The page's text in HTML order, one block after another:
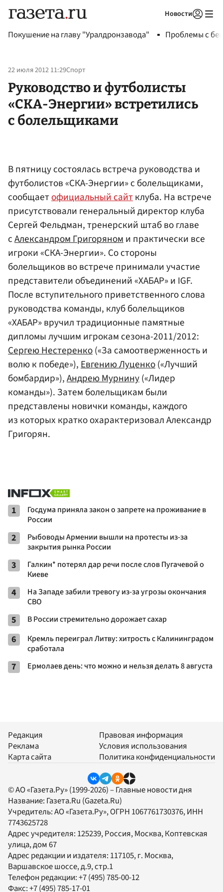
Новости
Покушение на главу "Уралдронзавода" Проблемы с
22 июля 2012 11:29Спорт
Руководство и футболисты
«СКА-Энергии» встретились
с болельщиками
В пятницу состоялась встреча руководства и
футболистов «СКА-Энергии» с болельщиками,
сообщаетофициальный сайтклуба. На встрече
присутствовали генеральный директор клуба
Сергей Фельдман, тренерский штаб во главе
сАлександром Григоряноми практически все
игроки «СКА-Энергии». Со стороны
болельщиков во встрече принимали участие
представители объединений «ХАБАР» и IGF.
После вступительного приветственного слова
руководства команды, клуб болельщиков
«ХАБАР» вручил традиционные памятные
дипломы лучшим игрокам сезона-2011/2012:
Сергею Нестеренко(«За самоотверженность и
волю к победе»),Евгению Луценко(«Лучший
бомбардир»),Андрею Мурнину(«Лидер
команды»). Затем болельщикам были
представлены новички команды, каждого
из которых кратко охарактеризовал Александр
Григорян.
1
Госдума приняла закон о запрете на проживание в
России
2
Рыбоводы Армении вышли на протесты из-за
закрытия рынка России
3
Галкин* потерял дар речи после слов Пугачевой о
Киеве
4
На Западе забили тревогу из-за угрозы окончания
СВО
5 В России стремительно дорожает сахар
6
Кремль переиграл Литву: хитрость с Калининградом
сработала
7 Ермолаев день: что можно и нельзя делать 8 августа
Редакция
Реклама
Карта сайта
Правовая информация
Условия использования
Политика конфиденциальности
© АО «Газета.Ру» (1999-2026) – Главные новости дня
Название: Газета.Ru (Gazeta.Ru)
Учредитель:АО «Газета.Ру», ОГРН 1067761730376, ИНН
7743625728
Адрес учредителя: 125239, Россия, Москва, Коптевская
улица, дом 67
Адрес редакции и издателя: 117105, г. Москва,
Варшавское шоссе, д.9, стр.1
Телефон редакции:+7 (495) 785-00-12
Факс:+7 (495) 785-17-01